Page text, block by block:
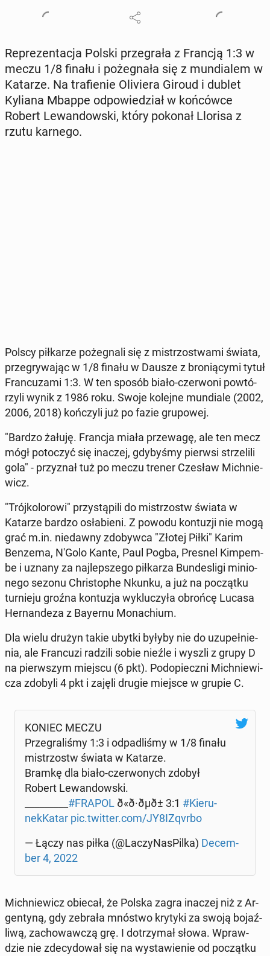
Re­pre­zen­ta­cja Polski prze­gra­ła z Francją 1:3 w
meczu 1/8 finału i po­że­gna­ła się z mun­dia­lem w
Katarze. Na tra­fie­nie Oli­vie­ra Giroud i dublet
Kyliana Mbappe od­po­wie­dział w koń­ców­ce
Robert Le­wan­dow­ski, który pokonał Llorisa z
rzutu karnego.
Polscy pił­ka­rze po­że­gna­li się z mi­strzo­stwa­mi świata,
prze­gry­wa­jąc w 1/8 finału w Dausze z bro­nią­cy­mi tytuł
Fran­cu­za­mi 1:3. W ten sposób biało-czer­wo­ni po­wtó­
rzy­li wynik z 1986 roku. Swoje kolejne mun­dia­le (2002,
2006, 2018) koń­czy­li już po fazie gru­po­wej.
"Bardzo żałuję. Francja miała prze­wa­gę, ale ten mecz
mógł po­to­czyć się inaczej, gdy­by­śmy pierwsi strze­li­li
gola" - przy­znał tuż po meczu trener Czesław Mich­nie­
wicz.
"Trój­ko­lo­ro­wi" przy­stą­pi­li do mi­strzostw świata w
Katarze bardzo osła­bie­ni. Z powodu kon­tu­zji nie mogą
grać m.in. nie­daw­ny zdo­byw­ca "Złotej Piłki" Karim
Benzema, N'Golo Kante, Paul Pogba, Presnel Kim­pem­
be i uznany za naj­lep­sze­go pił­ka­rza Bun­de­sli­gi mi­nio­
ne­go sezonu Chri­sto­phe Nkunku, a już na po­cząt­ku
tur­nie­ju groźna kon­tu­zja wy­klu­czy­ła obrońcę Lucasa
Her­nan­de­za z Bayernu Mo­na­chium.
Dla wielu drużyn takie ubytki byłyby nie do uzu­peł­nie­
nia, ale Fran­cu­zi radzili sobie nieźle i wyszli z grupy D
na pierw­szym miejscu (6 pkt). Pod­opiecz­ni Mich­nie­wi­
cza zdobyli 4 pkt i zajęli drugie miejsce w grupie C.
KONIEC MECZU
Prze­gra­li­śmy 1:3 i od­pa­dli­śmy w 1/8 finału
mi­strzostw świata w Katarze.
Bramkę dla biało-czer­wo­nych zdobył
Robert Le­wan­dow­ski.
#FRAPOL ð«ð·ðµð± 3:1 #Kie­ru­
nek­Ka­tar pic.twitter.com/JY8IZqvrbo
— Łączy nas piłka (@La­czy­Na­sPil­ka) De­cem­
ber 4, 2022
Mich­nie­wicz obiecał, że Polska zagra inaczej niż z Ar­
gen­ty­ną, gdy zebrała mnóstwo krytyki za swoją bo­jaź­
li­wą, za­cho­waw­czą grę. I do­trzy­mał słowa. Wpraw­
dzie nie zde­cy­do­wał się na wy­sta­wie­nie od po­cząt­ku